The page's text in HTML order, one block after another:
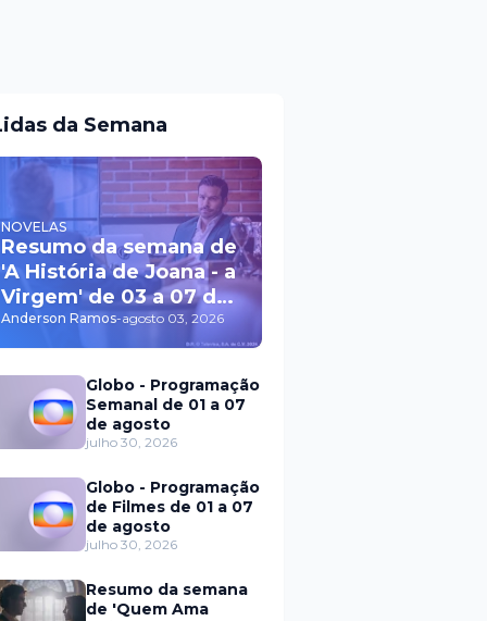
da Semana
NOVELAS
Resumo da semana de
'A História de Joana - a
Virgem' de 03 a 07 de
agosto
Anderson Ramos-agosto 03, 2026
Globo - Programação
Semanal de 01 a 07
de agosto
julho 30, 2026
Globo - Programação
de Filmes de 01 a 07
de agosto
julho 30, 2026
Resumo da semana
de 'Quem Ama